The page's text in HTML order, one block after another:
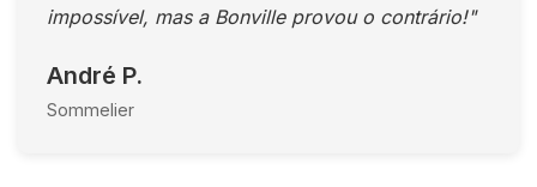
impossível, mas a Bonville provou o contrário!"
André P.
Sommelier